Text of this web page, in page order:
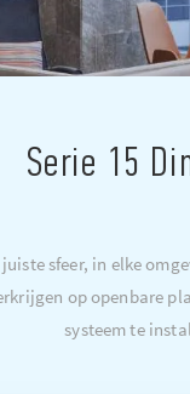
Serie 15
sfeer, in elke
op openbare
systeem te